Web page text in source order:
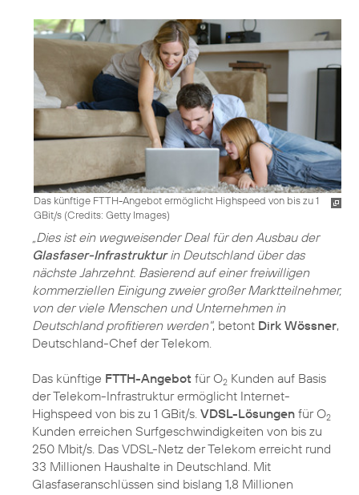
Das künftige FTTH-Angebot ermöglicht Highspeed von bis zu 1
GBit/s (Credits: Getty Images)
„Dies ist ein wegweisender Deal für den Ausbau der
Glasfaser-Infrastrukturin Deutschland über das
nächste Jahrzehnt. Basierend auf einer freiwilligen
kommerziellen Einigung zweier großer Marktteilnehmer,
von der viele Menschen und Unternehmen in
Deutschland profitieren werden", betont Dirk Wössner,
Deutschland-Chef der Telekom.
Das künftige FTTH-Angebot für O2 Kunden auf Basis
der Telekom-Infrastruktur ermöglicht Internet-
Highspeed von bis zu 1 GBit/s. VDSL-Lösungen für O2
Kunden erreichen Surfgeschwindigkeiten von bis zu
250 Mbit/s. Das VDSL-Netz der Telekom erreicht rund
33 Millionen Haushalte in Deutschland. Mit
Glasfaseranschlüssen sind bislang 1,8 Millionen